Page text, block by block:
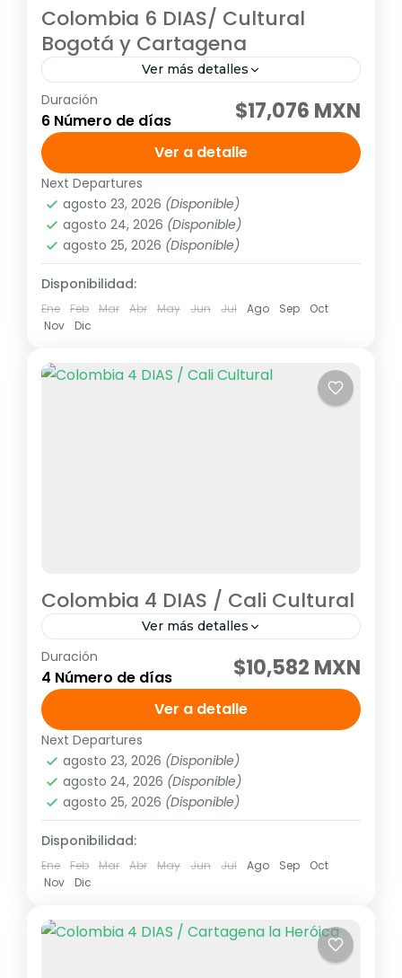
Colombia 6 DIAS/ Cultural
Bogotá y Cartagena
Ver más detalles
Visitando: Bogotá, Monserrate, Zipaquirá,
Cartagena, Isla del Rosario Días de
operación: Diario hasta el 14 de diciembre
de 2026 Tarifa no aplica para puentes ni...
América,Sudamérica
2 People
Duración
6 Número de días $17,076 MXN
Ver a detalle
Next Departures
agosto 23, 2026 (Disponible)
agosto 24, 2026 (Disponible)
agosto 25, 2026 (Disponible)
Disponibilidad:
Ene Feb Mar Abr May Jun Jul Ago Sep
Oct
Nov
Dic
Colombia 4 DIAS / Cali Cultural
Ver más detalles
Visitando: Cali Días de operación: Diario
hasta el 14 de diciembre de 2026 Tarifa no
aplica para puentes ni días festivos,
pregunta por el suplemento...
América,Sudamérica
10 People
Duración
4 Número de días $10,582 MXN
Ver a detalle
Next Departures
agosto 23, 2026 (Disponible)
agosto 24, 2026 (Disponible)
agosto 25, 2026 (Disponible)
Disponibilidad:
Ene Feb Mar Abr May Jun Jul Ago Sep
Oct
Nov
Dic